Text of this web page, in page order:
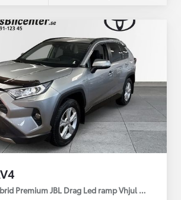
Premium JBL Drag Led ramp Vhjul motorv